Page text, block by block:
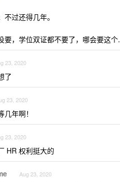
不过还得几年。
要，学位双证都不要了，哪会要这个.
23, 2020
了
23, 2020
年啊！
23, 2020
HR 权利挺大的
Aug 23, 2020